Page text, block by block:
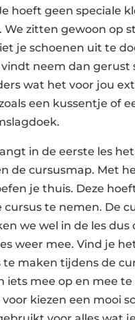
hoeft geen speciale
We zitten gewoon op
je schoenen uit te
neem dan gerust
wat het voor jou
een kussentje of
in de eerste les
de cursusmap. Met
je thuis. Deze
cursus te nemen. De
we wel in de les dus
weer mee. Vind je
te maken tijdens de
iets mee op en mee te
kiezen een mooi